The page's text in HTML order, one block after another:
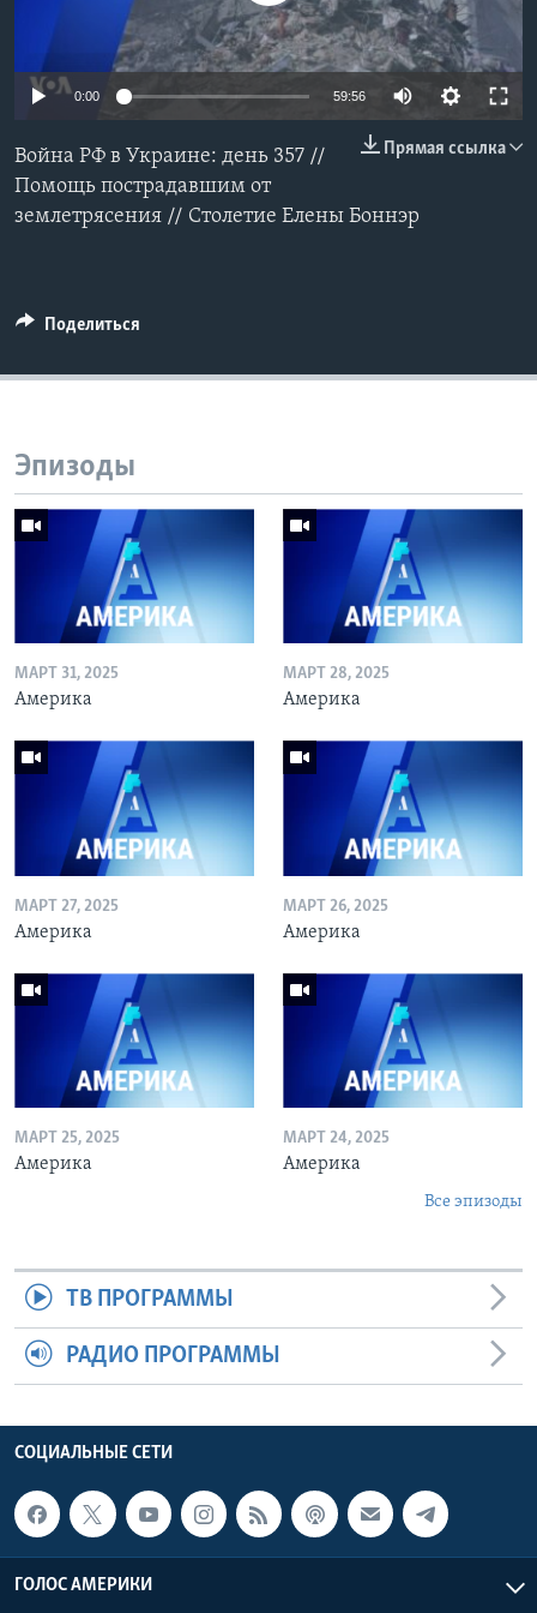
Learning English
СОЦИАЛЬНЫЕ СЕТИ
Языки
0:00 59:56
Прямая ссылка
Война РФ в Украине: день 357 //
Помощь пострадавшим от
землетрясения // Столетие Елены Боннэр
Поделиться
Эпизоды
МАРТ 31, 2025
Америка
МАРТ 28, 2025
Америка
МАРТ 27, 2025
Америка
МАРТ 26, 2025
Америка
МАРТ 25, 2025
Америка
МАРТ 24, 2025
Америка
Все эпизоды
ТВ ПРОГРАММЫ
РАДИО ПРОГРАММЫ
СОЦИАЛЬНЫЕ СЕТИ
ГОЛОС АМЕРИКИ